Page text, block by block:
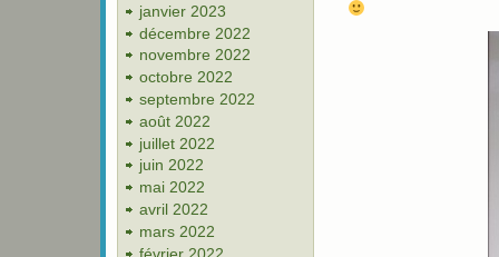
janvier 2023
décembre 2022
novembre 2022
octobre 2022
septembre 2022
août 2022
juillet 2022
juin 2022
mai 2022
avril 2022
mars 2022
février 2022